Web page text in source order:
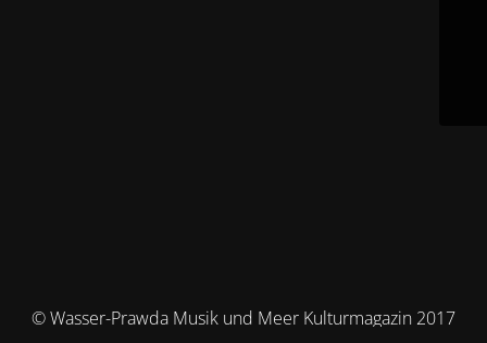
© Wasser-Prawda Musik und Meer Kulturmagazin 2017